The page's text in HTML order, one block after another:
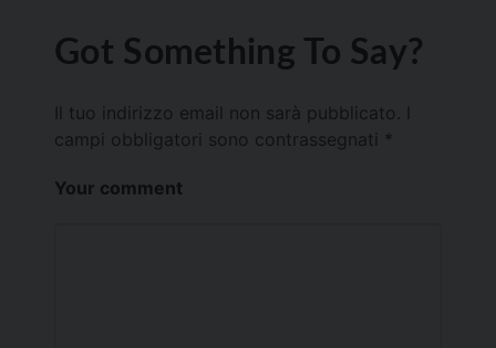
Got Something To Say?
Il tuo indirizzo email non sarà pubblicato.
campi obbligatori sono contrassegnati *
Your comment